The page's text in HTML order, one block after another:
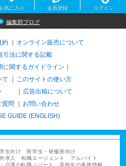
お気に入り 会員登録 ログイン
編集部ブログ
約
オンライン販売について
引法に関する記載
に関するガイドライン
て
このサイトの使い方
広告出稿について
質問
お問い合わせ
GUIDE (ENGLISH)
生向け
医学生・研修医向け
求人 転職エージェント
アルバイト
介護の転職／パート 高校生の進路情報